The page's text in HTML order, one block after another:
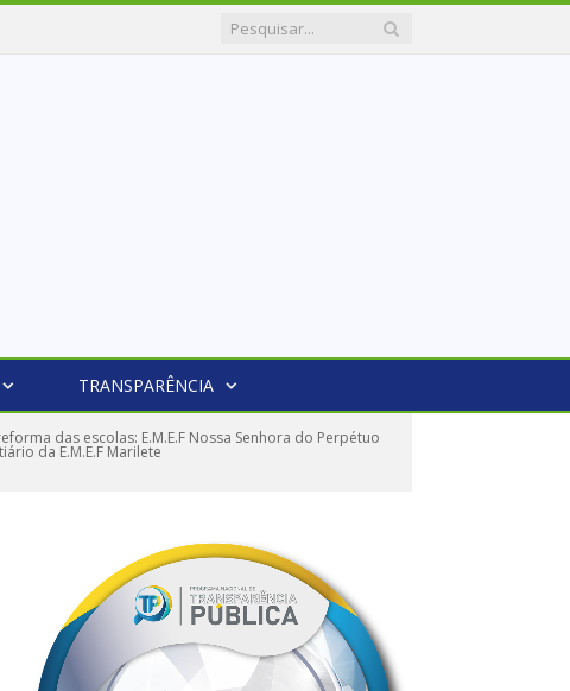
TRANSPARÊNCIA
das escolas: E.M.E.F Nossa Senhora do Perpétuo
da E.M.E.F Marilete